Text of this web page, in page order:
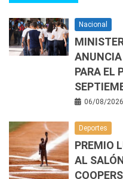
Nacional
ANUNCIA
PARA EL
06/08/2026
Deportes
PREMIO
AL